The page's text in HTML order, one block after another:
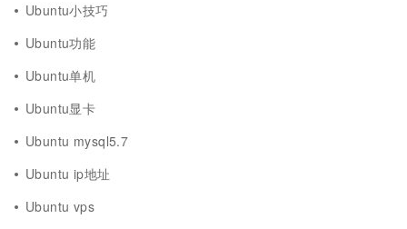
Ubuntu小技巧
Ubuntu功能
Ubuntu单机
Ubuntu显卡
Ubuntu mysql5.7
Ubuntu ip地址
Ubuntu vps